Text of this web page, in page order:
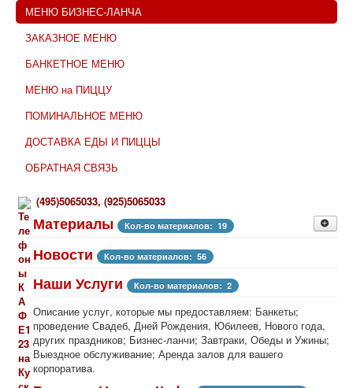
МЕНЮ БИЗНЕС-ЛАНЧА
ЗАКАЗНОЕ МЕНЮ
БАНКЕТНОЕ МЕНЮ
МЕНЮ на ПИЦЦУ
ПОМИНАЛЬНОЕ МЕНЮ
ДОСТАВКА ЕДЫ И ПИЦЦЫ
ОБРАТНАЯ СВЯЗЬ
(495)5065033, (925)5065033
Материалы Кол-во материалов: 19
Меню Кол-во материалов: 8
Новости Кол-во материалов: 56
Наши Услуги Кол-во материалов: 2
Описание услуг, которые мы предоставляем: Банкеты;
проведение Свадеб, Дней Рождения, Юбилеев, Нового года,
других праздников; Бизнес-ланчи; Завтраки, Обеды и Ужины;
Выездное обслуживание; Аренда залов для вашего
корпоратива.